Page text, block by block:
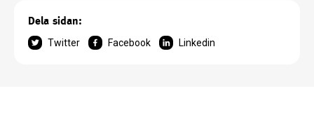
Dela sidan:
Twitter Facebook Linkedin